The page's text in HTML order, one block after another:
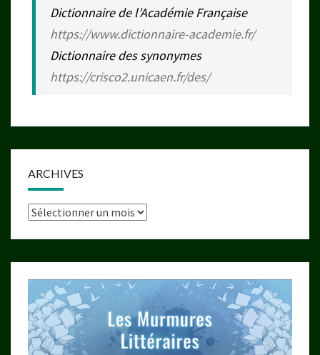
Dictionnaire de l’Académie Française
https://www.dictionnaire-academie.fr/
Dictionnaire des synonymes
https://crisco2.unicaen.fr/des/
ARCHIVES
Archives